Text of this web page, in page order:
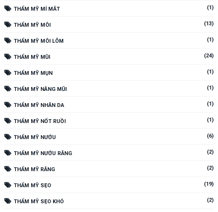
THẨM MỸ MÍ MẮT (1)
THẨM MỸ MÔI (13)
THẨM MỸ MÔI LÕM (1)
THẨM MỸ MŨI (24)
THẨM MỸ MỤN (1)
THẨM MỸ NÂNG MŨI (1)
THẨM MỸ NHĂN DA (1)
THẨM MỸ NỐT RUỒI (1)
THẨM MỸ NƯỚU (6)
THẨM MỸ NƯỚU RĂNG (2)
THẨM MỸ RĂNG (2)
THẨM MỸ SẸO (19)
THẨM MỸ SẸO KHÓ (2)